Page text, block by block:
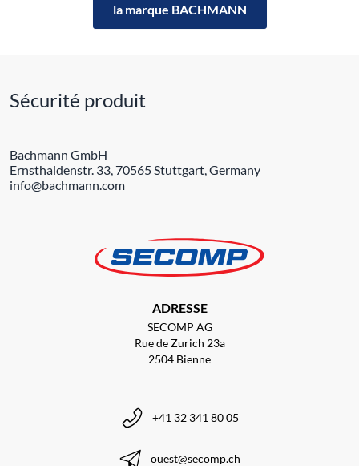
la marque BACHMANN
Sécurité produit
Bachmann GmbH
Ernsthaldenstr. 33, 70565 Stuttgart, Germany
info@bachmann.com
ADRESSE
SECOMP AG
Rue de Zurich 23a
2504 Bienne
+41 32 341 80 05
ouest@secomp.ch